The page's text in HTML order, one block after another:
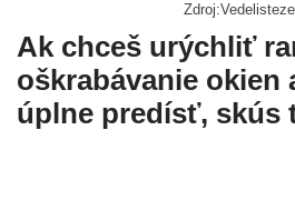
Ak chceš urýchliť
oškrabávanie okien
úplne predísť, skús